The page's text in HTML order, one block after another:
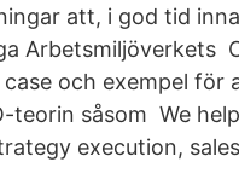
att, i god tid
Arbetsmiljöverkets
och exempel för
teorin såsom We
execution,